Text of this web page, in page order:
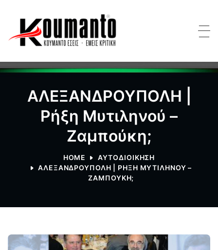
ΑΛΕΞΑΝΔΡΟΥΠΟΛΗ |
Ρήξη Μυτιληνού –
Ζαμπούκη;
HOME
ΑΥΤΟΔΙΟΙΚΗΣΗ
ΑΛΕΞΑΝΔΡΟΥΠΟΛΗ | ΡΉΞΗ ΜΥΤΙΛΗΝΟΎ –
ΖΑΜΠΟΎΚΗ;